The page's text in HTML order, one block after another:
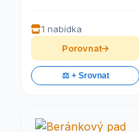
1 nabídka
Porovnat
⚖️ + Srovnat